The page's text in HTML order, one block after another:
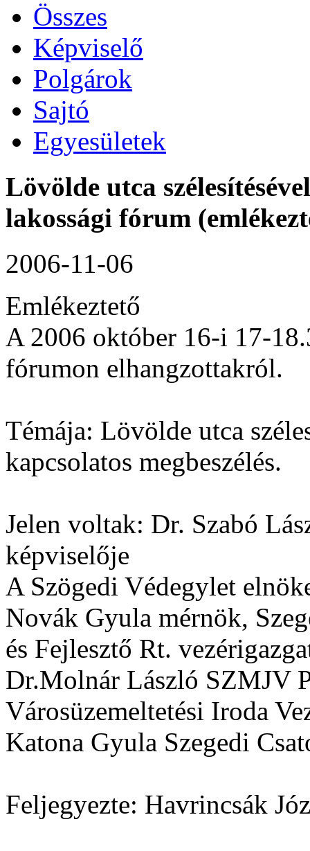
Összes
Képviselő
Polgárok
Sajtó
Egyesületek
Lövölde utca
lakossági fórum
2006-11-06
Emlékeztető
A 2006 október 16-i 17-
fórumon elhangzottakról.
Témája: Lövölde utca
kapcsolatos megbeszélés.
Jelen voltak: Dr. Szabó
képviselője
A Szögedi Védegylet
Novák Gyula mérnök,
és Fejlesztő Rt.
Dr.Molnár László SZMJV
Városüzemeltetési Iroda
Katona Gyula Szegedi
Feljegyezte: Havrincsák